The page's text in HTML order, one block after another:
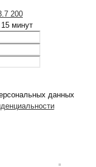
200
минут
данных